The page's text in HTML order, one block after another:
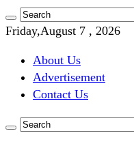
Friday,August 7 , 2026
About Us
Advertisement
Contact Us